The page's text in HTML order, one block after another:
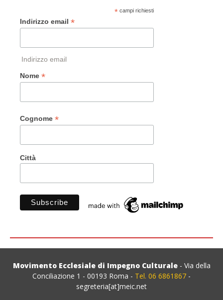
*campi richiesti
Indirizzo email *
Indirizzo email
Nome *
Cognome *
Città
Movimento Ecclesiale di Impegno Culturale- Via della
Conciliazione 1 - 00193 Roma - Tel. 06 6861867 -
segreteria[at]meic.net